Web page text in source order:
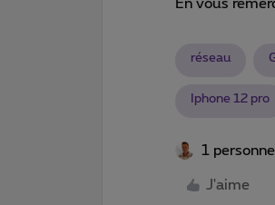
En vous
réseau
Iphone 12 pro
1
J'aime